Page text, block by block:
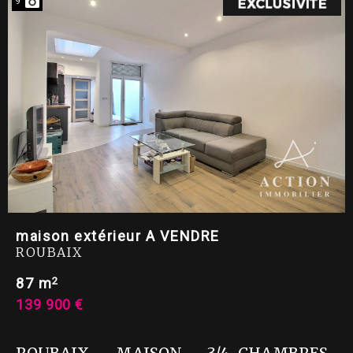
maison extérieur A VENDRE
ROUBAIX
87 m2
139 900 €